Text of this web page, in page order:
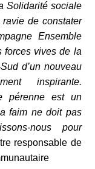
Solidarité sociale
de constater
Ensemble
forces vives de la
d’un nouveau
inspirante.
pérenne est un
faim ne doit pas
nous pour
responsable de